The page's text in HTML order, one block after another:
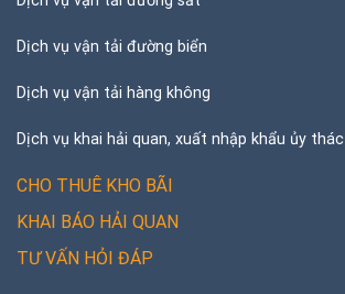
Dịch vụ vận tải đường biển
Dịch vụ vận tải hàng không
Dịch vụ khai hải quan, xuất nhập khẩu ủy thác
CHO THUÊ KHO BÃI
KHAI BÁO HẢI QUAN
TƯ VẤN HỎI ĐÁP